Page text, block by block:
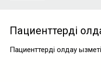
Пациенттерді
Пациенттерді қолдау